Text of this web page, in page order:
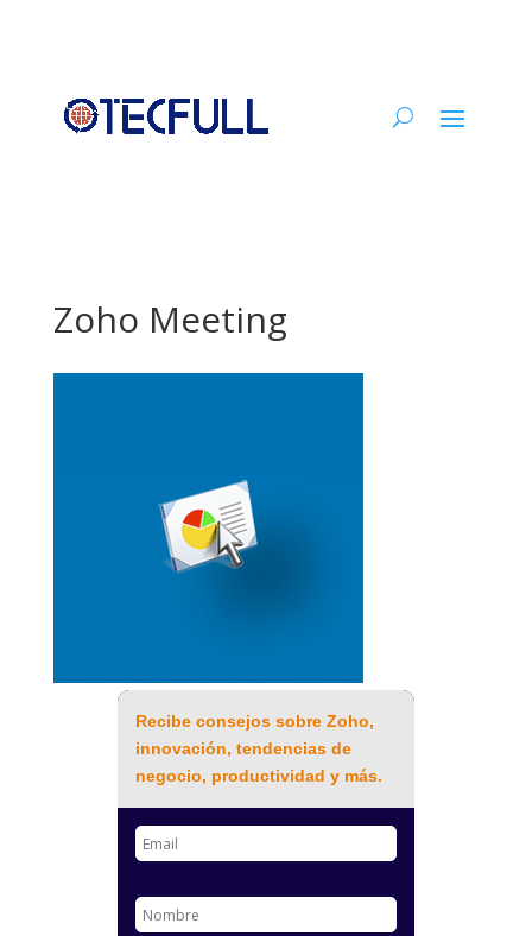
Zoho Meeting
Recibe consejos sobre Zoho,
innovación, tendencias de
negocio, productividad y más.